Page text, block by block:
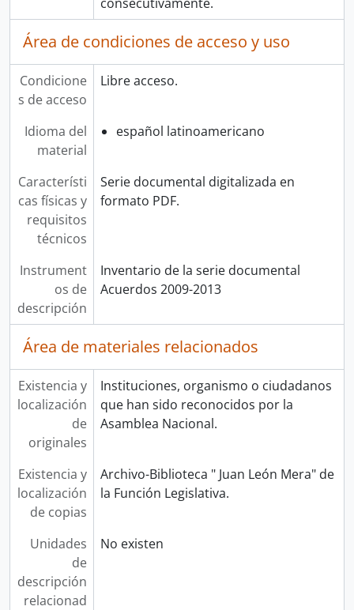
Área de condiciones de acceso y uso
Condicione
s de acceso
Libre acceso.
Idioma del
material
español latinoamericano
Característi
cas físicas y
requisitos
técnicos
Serie documental digitalizada en
formato PDF.
Instrument
os de
descripción
Inventario de la serie documental
Acuerdos 2009-2013
Área de materiales relacionados
Existencia y
localización
de
originales
Instituciones, organismo o ciudadanos
que han sido reconocidos por la
Asamblea Nacional.
Existencia y
localización
de copias
Archivo-Biblioteca " Juan León Mera" de
la Función Legislativa.
Unidades
de
descripción
relacionad
No existen